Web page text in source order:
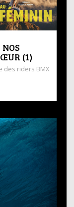
(1)
des riders BMX